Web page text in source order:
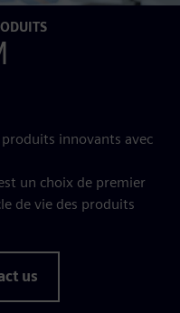
innovants avec
un choix de premier
de vie des produits
us